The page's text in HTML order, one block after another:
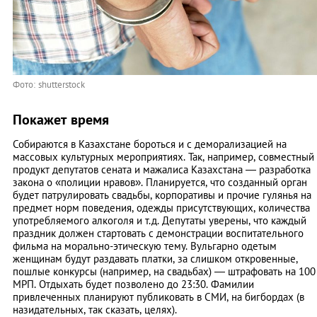
Фото: shutterstock
Покажет время
Собираются в Казахстане бороться и с деморализацией на
массовых культурных мероприятиях. Так, например, совместный
продукт депутатов сената и мажалиса Казахстана — разработка
закона о «полиции нравов». Планируется, что созданный орган
будет патрулировать свадьбы, корпоративы и прочие гулянья на
предмет норм поведения, одежды присутствующих, количества
употребляемого алкоголя и т.д. Депутаты уверены, что каждый
праздник должен стартовать с демонстрации воспитательного
фильма на морально-этическую тему. Вульгарно одетым
женщинам будут раздавать платки, за слишком откровенные,
пошлые конкурсы (например, на свадьбах) — штрафовать на 100
МРП. Отдыхать будет позволено до 23:30. Фамилии
привлеченных планируют публиковать в СМИ, на бигбордах (в
назидательных, так сказать, целях).